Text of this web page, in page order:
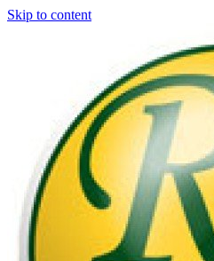
Skip to content